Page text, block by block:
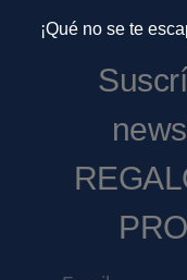
¡Qué no se te